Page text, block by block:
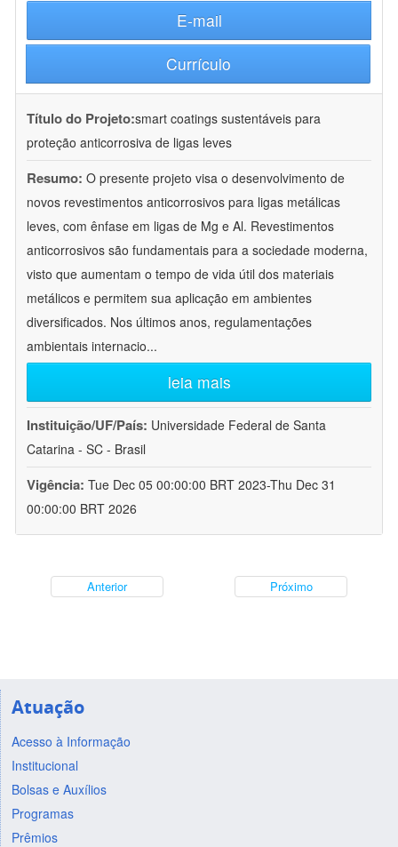
E-mail
Currículo
Título do Projeto:smart coatings sustentáveis para
proteção anticorrosiva de ligas leves
Resumo: O presente projeto visa o desenvolvimento de
novos revestimentos anticorrosivos para ligas metálicas
leves, com ênfase em ligas de Mg e Al. Revestimentos
anticorrosivos são fundamentais para a sociedade moderna,
visto que aumentam o tempo de vida útil dos materiais
metálicos e permitem sua aplicação em ambientes
diversificados. Nos últimos anos, regulamentações
ambientais internacio...
leia mais
Instituição/UF/País: Universidade Federal de Santa
Catarina - SC - Brasil
Vigência: Tue Dec 05 00:00:00 BRT 2023-Thu Dec 31
00:00:00 BRT 2026
Anterior Próximo
Atuação
Acesso à Informação
Institucional
Bolsas e Auxílios
Programas
Prêmios